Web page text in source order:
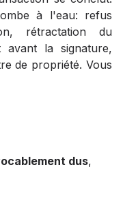
à l'eau: refus
rétractation du
avant la signature,
de propriété. Vous
dus,